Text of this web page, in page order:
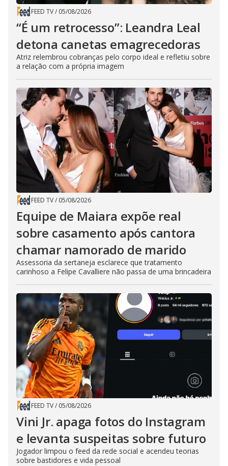
FEED TV/ 05/08/2026
“É um retrocesso”: Leandra Leal
detona canetas emagrecedoras
Atriz relembrou cobranças pelo corpo ideal e refletiu sobre
a relação com a própria imagem
FEED TV/ 05/08/2026
Equipe de Maiara expõe real
sobre casamento após cantora
chamar namorado de marido
Assessoria da sertaneja esclarece que tratamento
carinhoso a Felipe Cavalliere não passa de uma brincadeira
FEED TV/ 05/08/2026
Vini Jr. apaga fotos do Instagram
e levanta suspeitas sobre futuro
Jogador limpou o feed da rede social e acendeu teorias
sobre bastidores e vida pessoal